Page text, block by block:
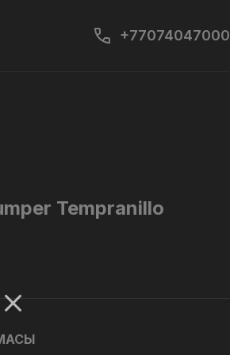
+77074047000
Tempranillo